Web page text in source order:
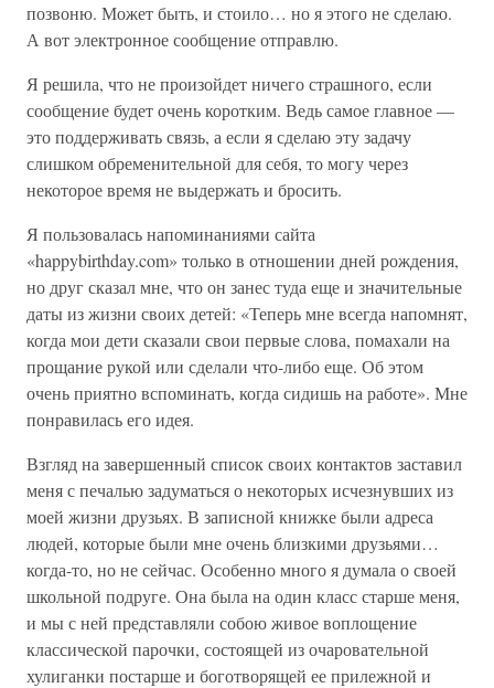
позвоню. Может быть, и стоило… но я этого не сделаю.
А вот электронное сообщение отправлю.
Я решила, что не произойдет ничего страшного, если
сообщение будет очень коротким. Ведь самое главное —
это поддерживать связь, а если я сделаю эту задачу
слишком обременительной для себя, то могу через
некоторое время не выдержать и бросить.
Я пользовалась напоминаниями сайта
«happybirthday.com» только в отношении дней рождения,
но друг сказал мне, что он занес туда еще и значительные
даты из жизни своих детей: «Теперь мне всегда напомнят,
когда мои дети сказали свои первые слова, помахали на
прощание рукой или сделали что-либо еще. Об этом
очень приятно вспоминать, когда сидишь на работе». Мне
понравилась его идея.
Взгляд на завершенный список своих контактов заставил
меня с печалью задуматься о некоторых исчезнувших из
моей жизни друзьях. В записной книжке были адреса
людей, которые были мне очень близкими друзьями…
когда-то, но не сейчас. Особенно много я думала о своей
школьной подруге. Она была на один класс старше меня,
и мы с ней представляли собою живое воплощение
классической парочки, состоящей из очаровательной
хулиганки постарше и боготворящей ее прилежной и